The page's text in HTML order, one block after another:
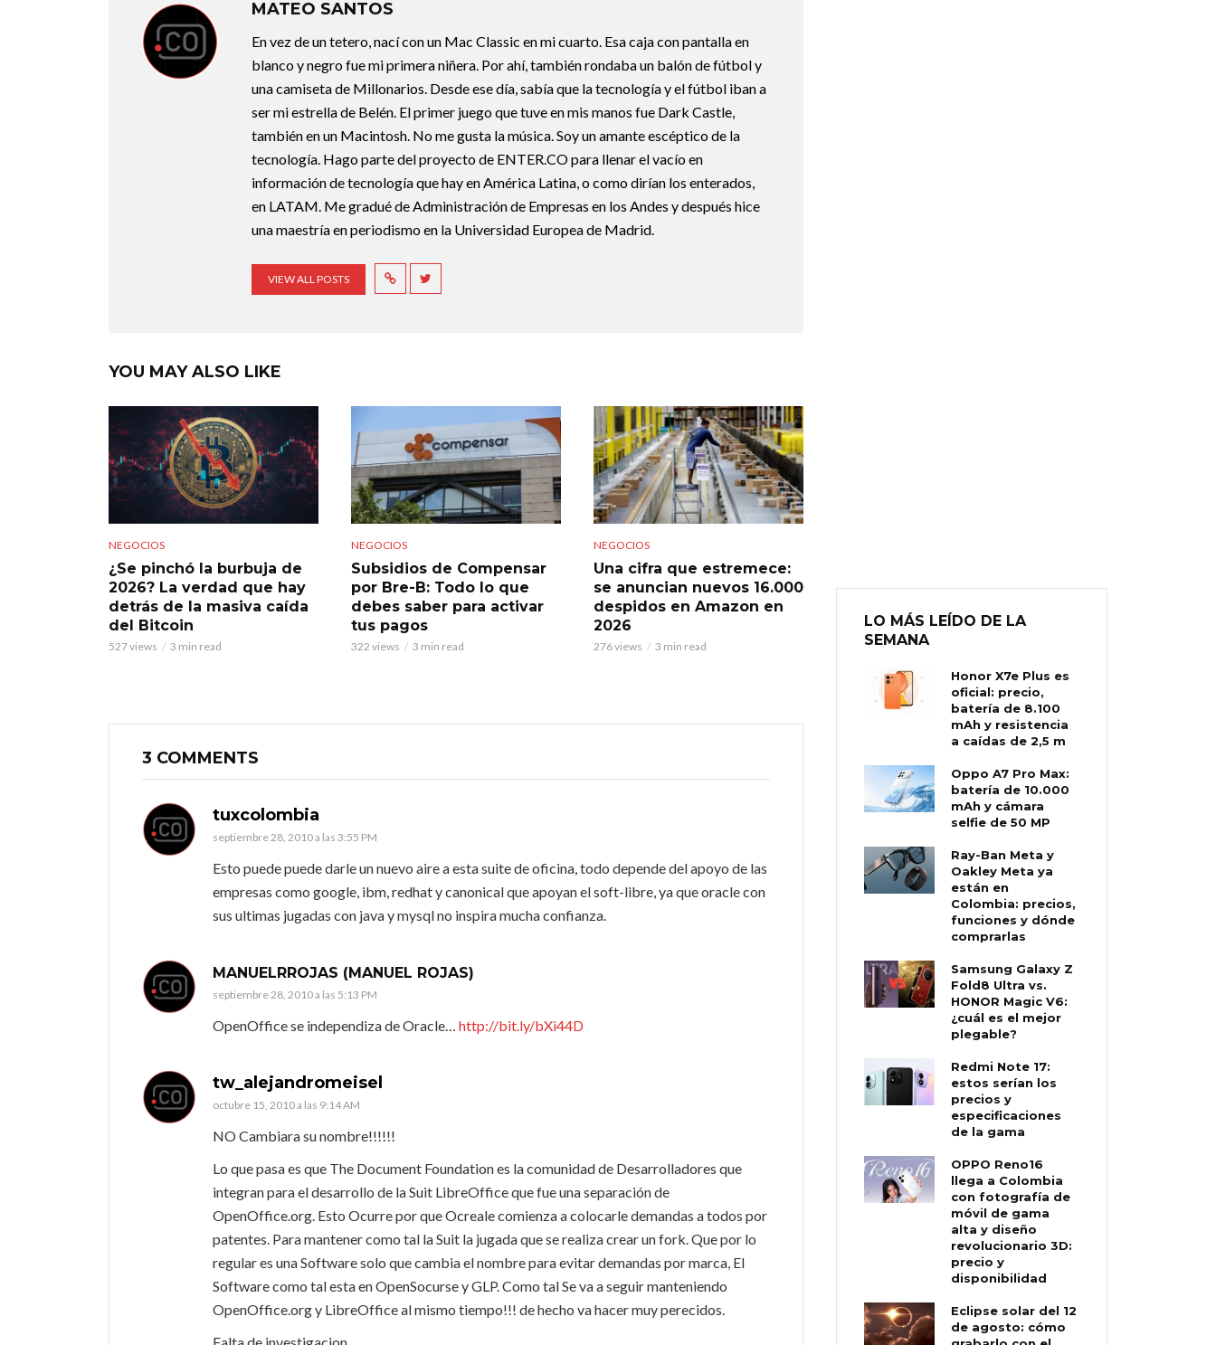
MATEO SANTOS
En vez de un tetero, nací con un Mac Classic en mi cuarto. Esa caja con pantalla en
blanco y negro fue mi primera niñera. Por ahí, también rondaba un balón de fútbol y
una camiseta de Millonarios. Desde ese día, sabía que la tecnología y el fútbol iban a
ser mi estrella de Belén. El primer juego que tuve en mis manos fue Dark Castle,
también en un Macintosh. No me gusta la música. Soy un amante escéptico de la
tecnología. Hago parte del proyecto de ENTER.CO para llenar el vacío en
información de tecnología que hay en América Latina, o como dirían los enterados,
en LATAM. Me gradué de Administración de Empresas en los Andes y después hice
una maestría en periodismo en la Universidad Europea de Madrid.
VIEW ALL POSTS
YOU MAY ALSO LIKE
NEGOCIOS
¿Se pinchó la burbuja de
2026? La verdad que hay
detrás de la masiva caída
del Bitcoin
527 views 3 min read
NEGOCIOS
Subsidios de Compensar
por Bre-B: Todo lo que
debes saber para activar
tus pagos
322 views 3 min read
NEGOCIOS
Una cifra que estremece:
se anuncian nuevos 16.000
despidos en Amazon en
2026
276 views 3 min read
3 COMMENTS
tuxcolombia
septiembre 28, 2010 a las 3:55 PM
Esto puede puede darle un nuevo aire a esta suite de oficina, todo depende del apoyo de las
empresas como google, ibm, redhat y canonical que apoyan el soft-libre, ya que oracle con
sus ultimas jugadas con java y mysql no inspira mucha confianza.
MANUELRROJAS (MANUEL ROJAS)
septiembre 28, 2010 a las 5:13 PM
OpenOffice se independiza de Oracle… http://bit.ly/bXi44D
tw_alejandromeisel
octubre 15, 2010 a las 9:14 AM
NO Cambiara su nombre!!!!!!
Lo que pasa es que The Document Foundation es la comunidad de Desarrolladores que
integran para el desarrollo de la Suit LibreOffice que fue una separación de
OpenOffice.org. Esto Ocurre por que Ocreale comienza a colocarle demandas a todos por
patentes. Para mantener como tal la Suit la jugada que se realiza crear un fork. Que por lo
regular es una Software solo que cambia el nombre para evitar demandas por marca, El
Software como tal esta en OpenSocurse y GLP. Como tal Se va a seguir manteniendo
OpenOffice.org y LibreOffice al mismo tiempo!!! de hecho va hacer muy perecidos.
LO MÁS LEÍDO DE LA
SEMANA
Honor X7e Plus es
oficial: precio,
batería de 8.100
mAh y resistencia
a caídas de 2,5 m
Oppo A7 Pro Max:
batería de 10.000
mAh y cámara
selfie de 50 MP
Ray-Ban Meta y
Oakley Meta ya
están en
Colombia: precios,
funciones y dónde
comprarlas
Samsung Galaxy Z
Fold8 Ultra vs.
HONOR Magic V6:
¿cuál es el mejor
plegable?
Redmi Note 17:
estos serían los
precios y
especificaciones
de la gama
OPPO Reno16
llega a Colombia
con fotografía de
móvil de gama
alta y diseño
revolucionario 3D:
precio y
disponibilidad
Eclipse solar del 12
de agosto: cómo